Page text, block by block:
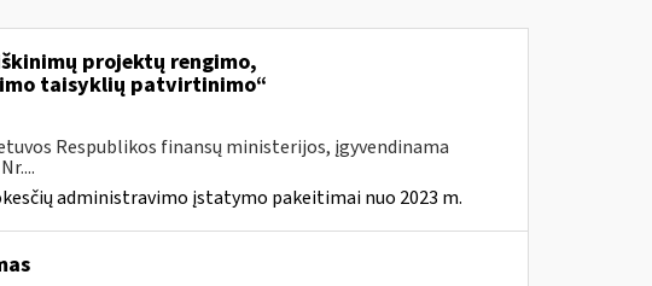
projektų rengimo,
taisyklių patvirtinimo“
Respublikos finansų ministerijos, įgyvendinama
administravimo įstatymo pakeitimai nuo 2023 m.